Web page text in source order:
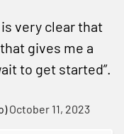
is very clear that
gives me a
to get started”.
October 11, 2023